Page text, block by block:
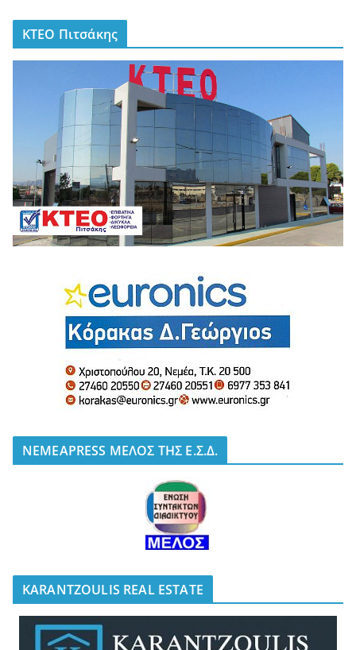
ΚΤΕΟ Πιτσάκης
NEMEAPRESS ΜΕΛΟΣ ΤΗΣ Ε.Σ.Δ.
KARANTZOULIS REAL ESTATE